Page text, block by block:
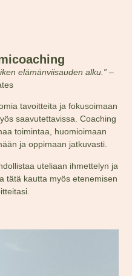
elämänviisauden alku.” –
tavoitteita ja fokusoimaan
saavutettavissa. Coaching
toimintaa, huomioimaan
ja oppimaan jatkuvasti.
uteliaan ihmettelyn ja
tätä kautta myös etenemisen